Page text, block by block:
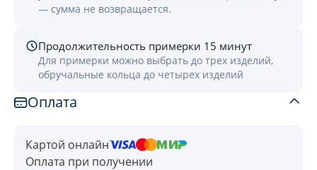
— сумма не возвращается.
Продолжительность примерки 15 минут
Для примерки можно выбрать до трех изделий,
обручальные кольца до четырех изделий
Оплата
Картой онлайн
Оплата при получении